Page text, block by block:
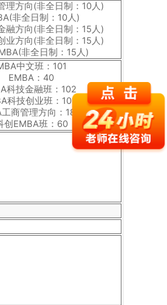
理方向(非全日制：10人)
非全日制：10人)
融方向(非全日制：15人)
业方向(非全日制：15人)
非全日制：15人)
中文班：101
EMBA：40
科技金融班：102
科技创业班：101
商管理方向：180
创EMBA班：60